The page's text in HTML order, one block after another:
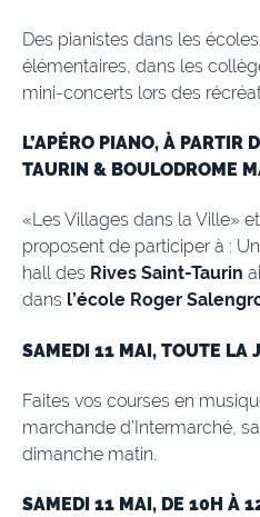
Des pianistes dans les
élémentaires, dans les
mini-concerts lors des
L’APÉRO PIANO, À PARTIR
TAURIN & BOULODROME
«Les Villages dans la Ville»
proposent de participer à :
hall des Rives Saint-Taurin
dans l’école Roger
SAMEDI 11 MAI, TOUTE LA
Faites vos courses en
marchande d’Intermarché,
dimanche matin.
SAMEDI 11 MAI, DE 10H À